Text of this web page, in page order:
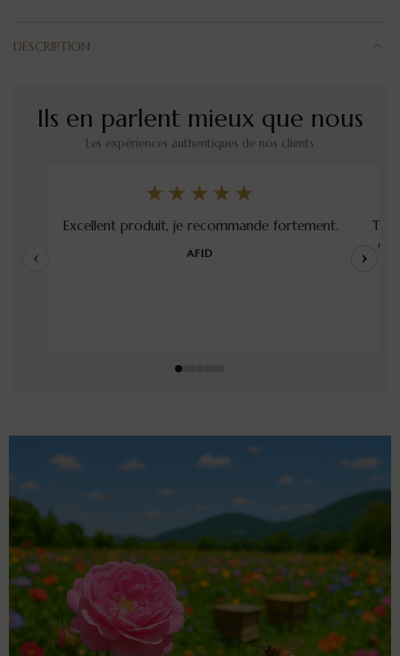
DESCRIPTION
Ils en parlent mieux que nous
Les expériences authentiques de nos clients
‹
★★★★★
Excellent produit, je recommande fortement.
AFID ›